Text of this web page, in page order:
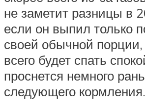
не заметит разницы в
если он выпил только
своей обычной порции,
всего будет спать
проснется немного
следующего кормления.